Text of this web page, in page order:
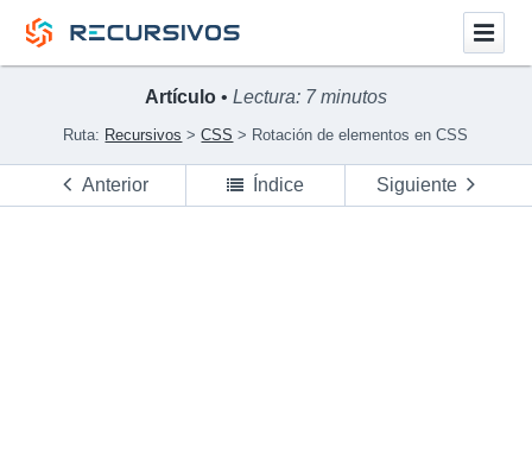
Artículo • Lectura: 7 minutos
Ruta: Recursivos CSS Rotación de elementos en CSS
Anterior Índice Siguiente